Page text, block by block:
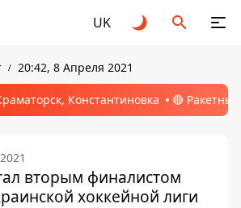
UK
20:42, 8 Апреля 2021
Константиновка 🔴
вторым финалистом
хоккейной лиги